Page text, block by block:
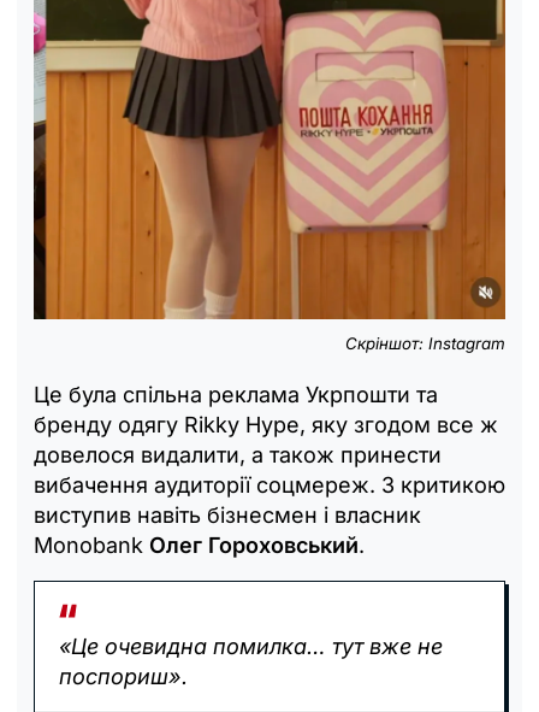
Скріншот: Instagram
Це була спільна реклама Укрпошти та
бренду одягу Rikky Hype, яку згодом все ж
довелося видалити, а також принести
вибачення аудиторії соцмереж. З критикою
виступив навіть бізнесмен і власник
Monobank Олег Гороховський.
«Це очевидна помилка… тут вже не
поспориш».